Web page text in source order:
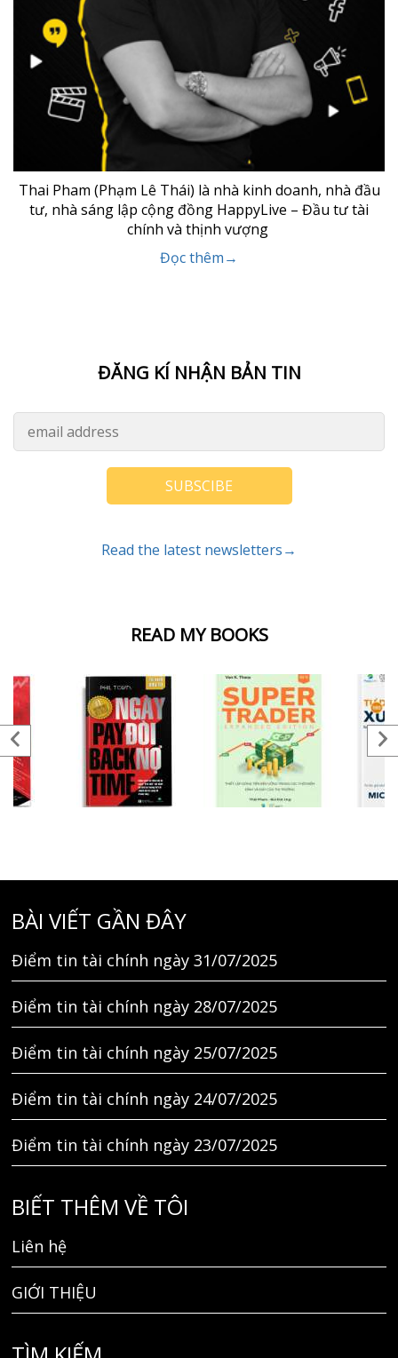
READ MY BOOKS
Thai Pham (Phạm Lê Thái) là nhà kinh doanh, nhà đầu
tư, nhà sáng lập cộng đồng HappyLive – Đầu tư tài
chính và thịnh vượng
Đọc thêm→
ĐĂNG KÍ NHẬN BẢN TIN
SUBSCIBE
Read the latest newsletters→
BÀI VIẾT GẦN ĐÂY
Điểm tin tài chính ngày 31/07/2025
Điểm tin tài chính ngày 28/07/2025
Điểm tin tài chính ngày 25/07/2025
Điểm tin tài chính ngày 24/07/2025
Điểm tin tài chính ngày 23/07/2025
BIẾT THÊM VỀ TÔI
Liên hệ
GIỚI THIỆU